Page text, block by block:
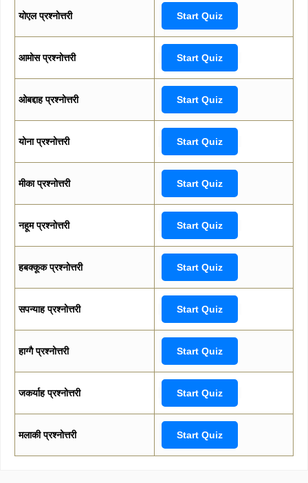
योएल प्रश्नोत्तरी Start Quiz
आमोस प्रश्नोत्तरी Start Quiz
ओबद्दाह प्रश्नोत्तरी Start Quiz
योना प्रश्नोत्तरी Start Quiz
मीका प्रश्नोत्तरी Start Quiz
नहूम प्रश्नोत्तरी Start Quiz
हबक्कूक प्रश्नोत्तरी Start Quiz
सपन्याह प्रश्नोत्तरी Start Quiz
हाग्गै प्रश्नोत्तरी Start Quiz
जकर्याह प्रश्नोत्तरी Start Quiz
मलाकी प्रश्नोत्तरी Start Quiz